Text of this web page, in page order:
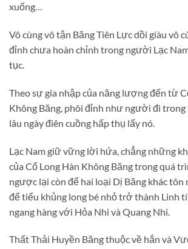
xuống…
Vô cùng vô tận Băng Tiên Lực dồi giàu vô
đỉnh chưa hoàn chỉnh trong người Lạc
tục.
Theo sự gia nhập của năng lượng đến từ
Không Băng, phôi đỉnh như người đi trong
lâu ngày điên cuồng hấp thụ lấy nó.
Lạc Nam giữ vững lời hứa, chẳng những
của Cổ Long Hàn Không Băng trong quá
ngược lại còn để hai loại Dị Băng khác tôn
để tiểu khủng long bé nhỏ trở thành Linh
ngang hàng với Hỏa Nhi và Quang Nhi.
Thất Thải Huyền Băng thuộc về hắn và